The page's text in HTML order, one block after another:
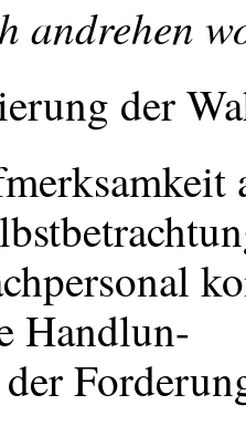
andrehen
der
Handlun-